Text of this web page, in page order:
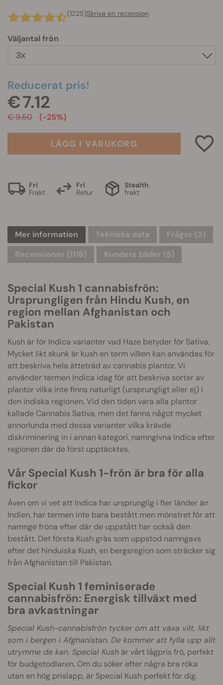
(1225)Skriva en recension
Väljantal frön
Reducerat pris!
€ 7.12
€ 9.50 (-25%)
LÄGG I VARUKORG
Fri
Frakt
Fri
Retur
Stealth
frakt
Mer information Tekniska data Frågor (3)
Recensioner (1116)
Kunders bilder (5)
Special Kush 1 cannabisfrön:
Ursprungligen från Hindu Kush, en
region mellan Afghanistan och
Pakistan
Kush är för Indica varianter vad Haze betyder för Sativa.
Mycket likt skunk är kush en term vilken kan användas för
att beskriva hela ätteträd av cannabis plantor. Vi
använder termen Indica idag för att beskriva sorter av
plantor vilka inte finns naturligt (ursprungligt eller ej) i
den indiska regionen. Vid den tiden vara alla plantor
kallade Cannabis Sativa, men det fanns något mycket
annorlunda med dessa varianter vilka krävde
diskriminering in i annan kategori, namngivna Indica efter
regionen där de först upptäcktes.
Vår Special Kush 1-frön är bra för alla
fickor
Även om vi vet att Indica har ursprunglig i fler länder än
Indien, har termen inte bara bestått men mönstret för att
namnge fröna efter där de uppstått har också den
bestått. Det första Kush gräs som uppstod namngavs
efter det hinduiska Kush, en bergsregion som sträcker sig
från Afghanistan till Pakistan.
Special Kush 1 feminiserade
cannabisfrön: Energisk tillväxt med
bra avkastningar
Special Kush-cannabisfrön tycker om att växa vilt, likt
som i bergen i Afghanistan. De kommer att fylla upp allt
utrymme de kan. Special Kush är vårt lågpris frö, perfekt
för budgetodlaren. Om du söker efter några bra röka
utan en hög prislapp, är Special Kush perfekt för dig.